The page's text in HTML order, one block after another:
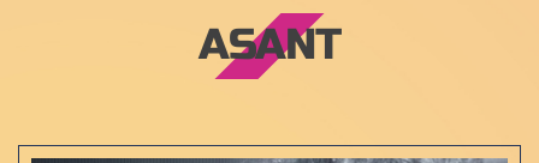
ASANT